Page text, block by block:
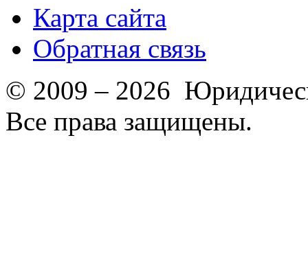
Карта сайта
Обратная связь
© 2009 – 2026
Все права защищены.